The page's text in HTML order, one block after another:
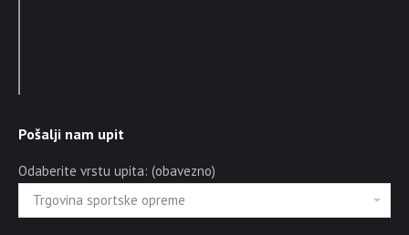
Pošalji nam upit
Odaberite vrstu upita: (obavezno)